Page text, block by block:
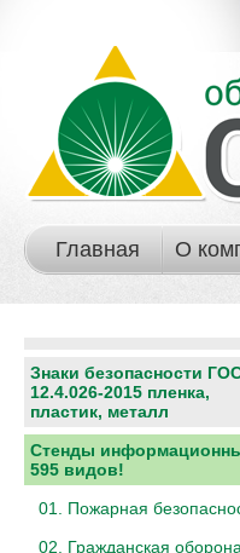
Главная О
Знаки безопасности
12.4.026-2015 пленка,
пластик, металл
Стенды
595 видов!
01. Пожарная
02. Гражданская оборона